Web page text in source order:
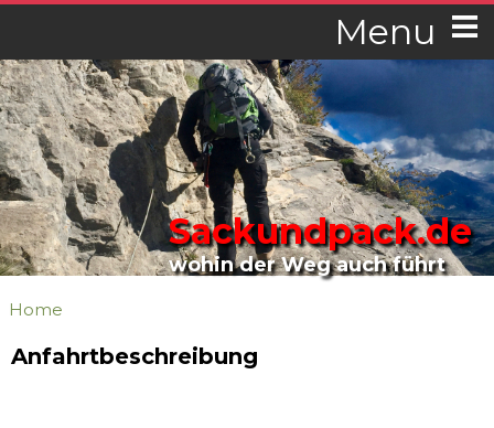
Menu
Sackundpack.de
wohin der Weg auch führt
Home
Anfahrtbeschreibung